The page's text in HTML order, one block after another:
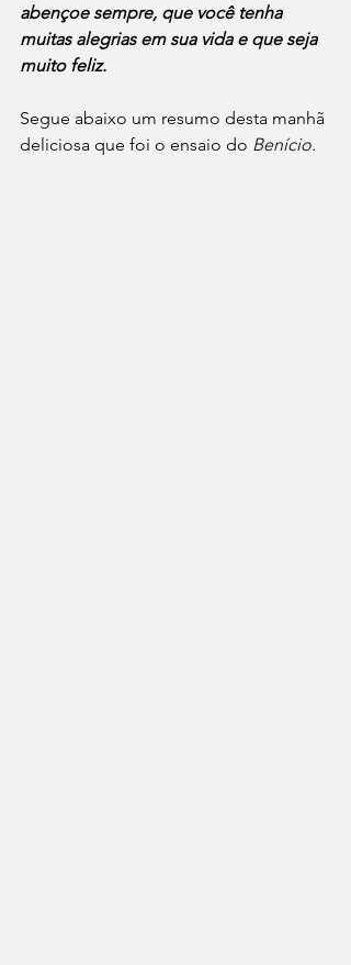
abençoe sempre, que você tenha
muitas alegrias em sua vida e que seja
muito feliz.
Segue abaixo um resumo desta manhã
deliciosa que foi o ensaio do Benício.